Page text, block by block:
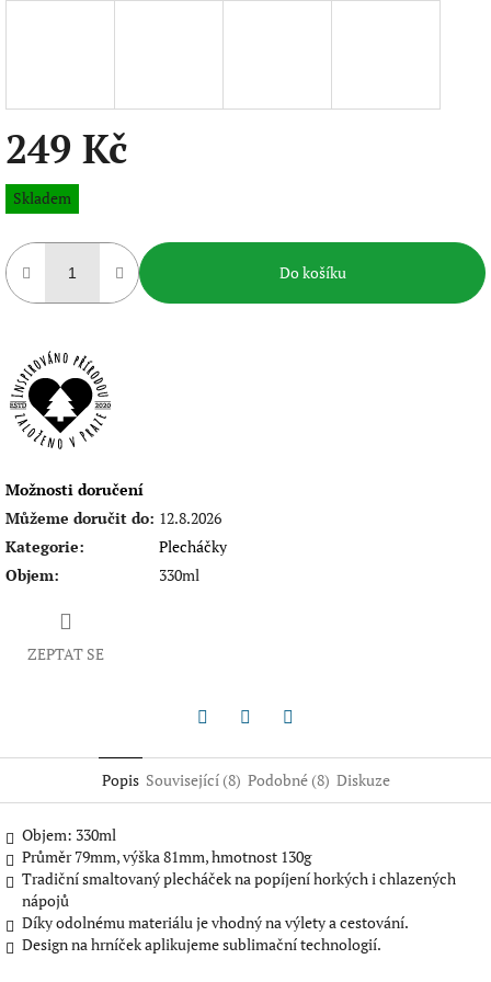
249 Kč
Měrná
cena:
Skladem
Do košíku
Možnosti doručení
Můžeme doručit do: 12.8.2026
Kategorie:
Plecháčky
Objem: 330ml
ZEPTAT SE
Popis Související (8) Podobné (8) Diskuze
Objem: 330ml
Průměr 79mm, výška 81mm, hmotnost 130g
Tradiční smaltovaný plecháček na popíjení horkých i chlazených
nápojů
Díky odolnému materiálu je vhodný na výlety a cestování.
Design na hrníček aplikujeme sublimační technologií.